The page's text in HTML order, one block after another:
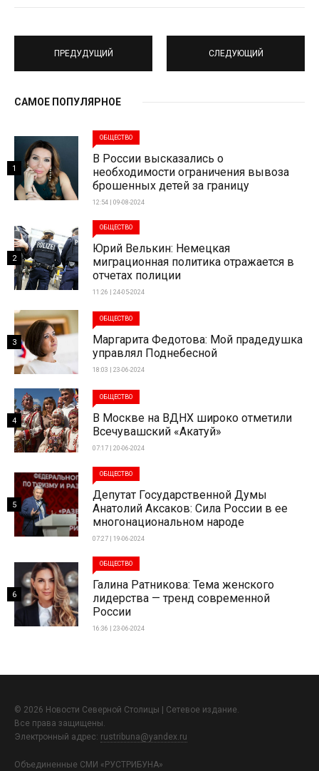
ПРЕДУДУЩИЙ СЛЕДУЮЩИЙ
САМОЕ ПОПУЛЯРНОЕ
ОБЩЕСТВО
В России высказались о
необходимости ограничения вывоза
брошенных детей за границу
12:54 | 09-08-2024
1
ОБЩЕСТВО
Юрий Велькин: Немецкая
миграционная политика отражается в
отчетах полиции
11:26 | 24-05-2024
2
ОБЩЕСТВО
Маргарита Федотова: Мой прадедушка
управлял Поднебесной
18:03 | 23-06-2024
3
ОБЩЕСТВО
В Москве на ВДНХ широко отметили
Всечувашский «Акатуй»
07:17 | 20-06-2024
4
ОБЩЕСТВО
Депутат Государственной Думы
Анатолий Аксаков: Сила России в ее
многонациональном народе
07:27 | 19-06-2024
5
ОБЩЕСТВО
Галина Ратникова: Тема женского
лидерства — тренд современной
России
16:36 | 23-06-2024
6
© 2026 Новости Северной Столицы | Сетевое издание.
Все права защищены.
Электронный адрес: rustribuna@yandex.ru
Объединенные СМИ «РУСТРИБУНА»